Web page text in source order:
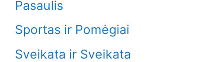
Pasaulis
Sportas ir Pomėgiai
Sveikata ir Sveikata